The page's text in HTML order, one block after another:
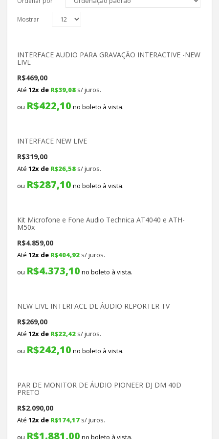
Mostrar
INTERFACE AUDIO PARA GRAVAÇÃO INTERACTIVE -NEW
LIVE
R$469,00
Até 12x de R$39,08 s/ juros.
ou R$422,10 no boleto à vista.
INTERFACE NEW LIVE
R$319,00
Até 12x de R$26,58 s/ juros.
ou R$287,10 no boleto à vista.
Kit Microfone e Fone Audio Technica AT4040 e ATH-
M50x
R$4.859,00
Até 12x de R$404,92 s/ juros.
ou R$4.373,10 no boleto à vista.
NEW LIVE INTERFACE DE ÁUDIO REPORTER TV
R$269,00
Até 12x de R$22,42 s/ juros.
ou R$242,10 no boleto à vista.
PAR DE MONITOR DE ÁUDIO PIONEER DJ DM 40D
PRETO
R$2.090,00
Até 12x de R$174,17 s/ juros.
ou R$1.881,00 no boleto à vista.